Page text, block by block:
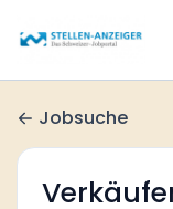
Jobsuche